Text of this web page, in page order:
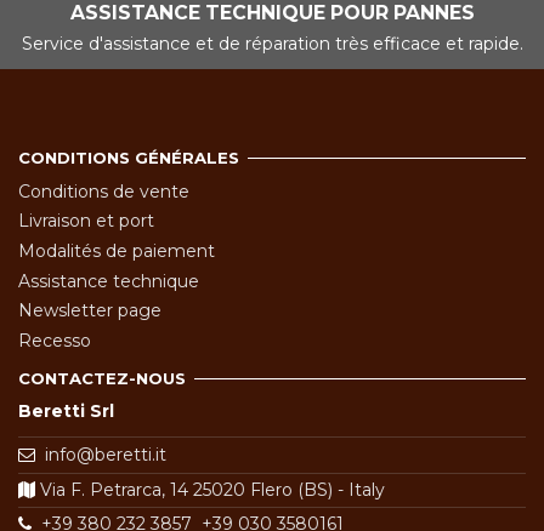
ASSISTANCE TECHNIQUE POUR PANNES
Service d'assistance et de réparation très efficace et rapide.
CONDITIONS GÉNÉRALES
Conditions de vente
Livraison et port
Modalités de paiement
Assistance technique
Newsletter page
Recesso
CONTACTEZ-NOUS
Beretti Srl
info@beretti.it
Via F. Petrarca, 14 25020 Flero (BS) - Italy
+39 380 232 3857 +39 030 3580161